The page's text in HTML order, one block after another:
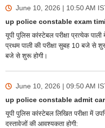
June 10, 2026 | 10:50 AM
up police constable exam
यूपी पुलिस कांस्टेबल परीक्षा प्रत्येक
प्रथम पाली की परीक्षा सुबह 10 बजे से शुरू
बजे से शुरू होगी।
June 10, 2026 | 09:50 AM
up police constable admit
यूपी पुलिस कांस्टेबल लिखित परीक्षा में
दस्तावेजों की आवश्यकता होगी: